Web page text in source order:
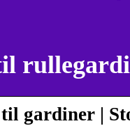
gardiner |